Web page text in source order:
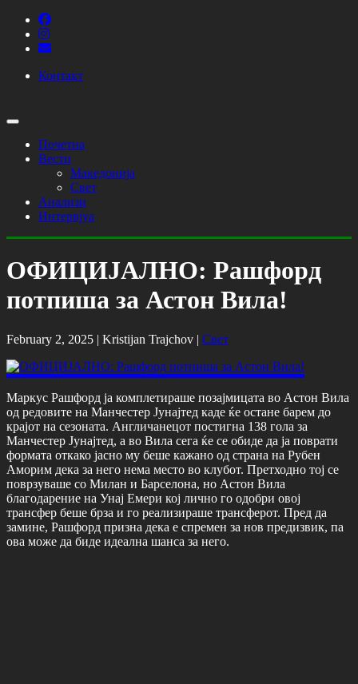
Контакт
Почетна
Вести
Македонија
Свет
Анализи
Интервјуа
ОФИЦИЈАЛНО: Рашфорд
потпиша за Астон Вила!
February 2, 2025 | Kristijan Trajchov | Свет
Маркус Рашфорд ја комплетираше позајмицата во Астон Вила
од редовите на Манчестер Јунајтед каде ќе остане барем до
крајот на сезоната. Англичанецот постигна 138 гола за
Манчестер Јунајтед, а во Вила сега ќе се обиде да ја поврати
формата откако јасно му беше кажано од страна на Рубен
Аморим дека за него нема место во клубот. Претходно тој се
поврзуваше со Милан и Барселона, но Астон Вила
благодарение на Унај Емери кој лично го одобри овој
трансфер беше брза и го реализираше трансферот. Пред да
замине, Рашфорд призна дека е спремен за нов предизвик, па
ова може да биде идеална шанса за него.